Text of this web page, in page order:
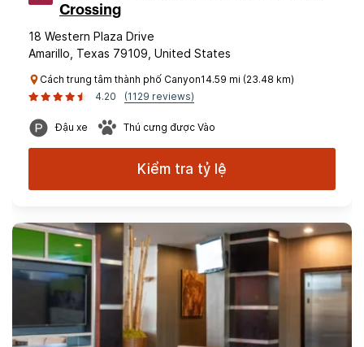
Crossing
18 Western Plaza Drive
Amarillo, Texas 79109, United States
Cách trung tâm thành phố Canyon14.59 mi (23.48 km)
4.20
(1129 reviews)
Đậu xe Thú cưng được Vào
Kiểm tra tỷ lệ